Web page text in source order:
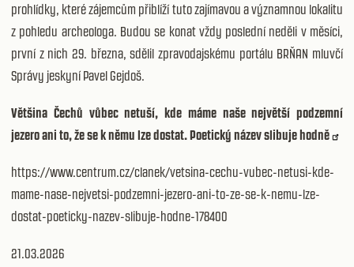
prohlídky, které zájemcům přiblíží tuto zajímavou a významnou lokalitu
z pohledu archeologa. Budou se konat vždy poslední neděli v měsíci,
první z nich 29. března, sdělil zpravodajskému portálu BRŇAN mluvčí
Správy jeskyní Pavel Gejdoš.
Většina Čechů vůbec netuší, kde máme naše největší podzemní
jezero ani to, že se k němu lze dostat. Poetický název slibuje hodně
https://www.centrum.cz/clanek/vetsina-cechu-vubec-netusi-kde-
mame-nase-nejvetsi-podzemni-jezero-ani-to-ze-se-k-nemu-lze-
dostat-poeticky-nazev-slibuje-hodne-178400
21.03.2026